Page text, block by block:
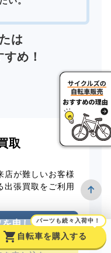
は
め！
取
店が難しいお客様
出張買取をご利用
申し込む
shopping_cart
パーツも続々入荷中！
自転車を購入する